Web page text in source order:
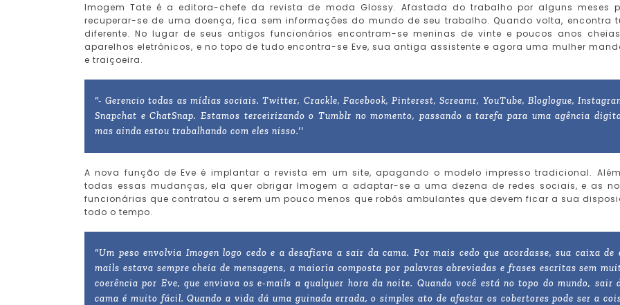
Imogem Tate é a editora-chefe da revista de moda Glossy. Afastada do trabalho por alguns meses
recuperar-se de uma doença, fica sem informações do mundo de seu trabalho. Quando volta, encontra
diferente. No lugar de seus antigos funcionários encontram-se meninas de vinte e poucos anos
aparelhos eletrônicos, e no topo de tudo encontra-se Eve, sua antiga assistente e agora uma mulher
e traiçoeira.
"- Gerencio todas as mídias sociais. Twitter, Crackle, Facebook, Pinterest, Screamr, YouTube, Bloglogue,
Snapchat e ChatSnap. Estamos terceirizando o Tumblr no momento, passando a tarefa para uma agência
mas ainda estou trabalhando com eles nisso.''
A nova função de Eve é implantar a revista em um site, apagando o modelo impresso tradicional.
todas essas mudanças, ela quer obrigar Imogem a adaptar-se a uma dezena de redes sociais, e as
funcionárias que contratou a serem um pouco menos que robôs ambulantes que devem ficar a sua
todo o tempo.
"Um peso envolvia Imogen logo cedo e a desafiava a sair da cama. Por mais cedo que acordasse, sua caixa de
mails estava sempre cheia de mensagens, a maioria composta por palavras abreviadas e frases escritas sem
coerência por Eve, que enviava os e-mails a qualquer hora da noite. Quando você está no topo do mundo, sair
cama é muito fácil. Quando a vida dá uma guinada errada, o simples ato de afastar os cobertores pode ser a